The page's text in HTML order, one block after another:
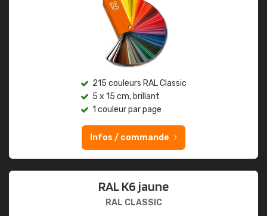
215 couleurs RAL Classic
5 x 15 cm, brillant
1 couleur par page
Infos / commande
RAL K6 jaune
RAL CLASSIC